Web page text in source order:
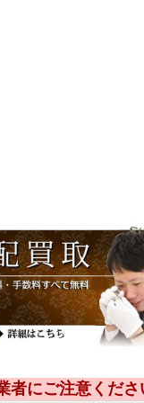
にご注意くださ